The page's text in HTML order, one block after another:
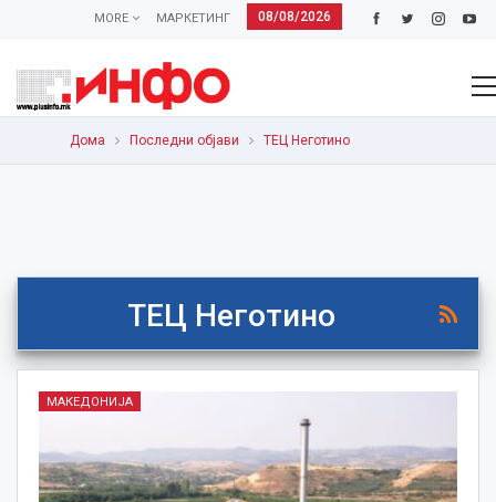
08/08/2026
МАРКЕТИНГ
MORE
Дома Последни објави ТЕЦ Неготино
ТЕЦ Неготино
МАКЕДОНИЈА